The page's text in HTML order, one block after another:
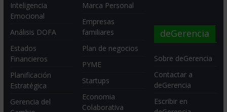
Inteligencia
Emocional
Análisis DOFA
Estados
Financieros
Planificación
Estratégica
Gerencia del
Marca Personal
Empresas
familiares
Plan de negocios
PYME
Startups
Economia
Colaborativa
deGerencia
Sobre deGerencia
Contactar a
deGerencia
Escribir en